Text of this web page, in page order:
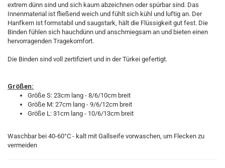
extrem dünn sind und sich kaum abzeichnen oder spürbar sind. Das
Innenmaterial ist fließend weich und fühlt sich kühl und luftig an. Der
Hanfkern ist formstabil und saugstark, hält die Flüssigkeit gut fest. Die
Binden fühlen sich hauchdünn und anschmiegsam an und bieten einen
hervorragenden Tragekomfort.
Die Binden sind voll zertifiziert und in der Türkei gefertigt.
Größen:
Größe S: 23cm lang - 8/6/10cm breit
Größe M: 27cm lang - 9/6/12cm breit
Größe L: 31cm lang - 10/6/13cm breit
Waschbar bei 40-60°C - kalt mit Gallseife vorwaschen, um Flecken zu
vermeiden